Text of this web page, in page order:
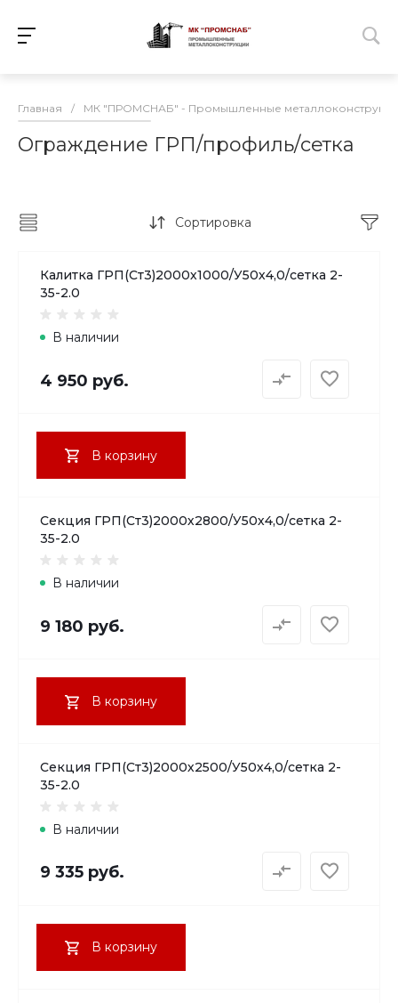
Главная / МК "ПРОМСНАБ" - Промышленные
Ограждение ГРП/профиль/сетка
Сортировка
Калитка ГРП(Ст3)2000х1000/У50х4,0/сетка 2-
35-2.0
В наличии
4 950 руб.
В корзину
Секция ГРП(Ст3)2000х2800/У50х4,0/сетка 2-
35-2.0
В наличии
9 180 руб.
В корзину
Секция ГРП(Ст3)2000х2500/У50х4,0/сетка 2-
35-2.0
В наличии
9 335 руб.
В корзину